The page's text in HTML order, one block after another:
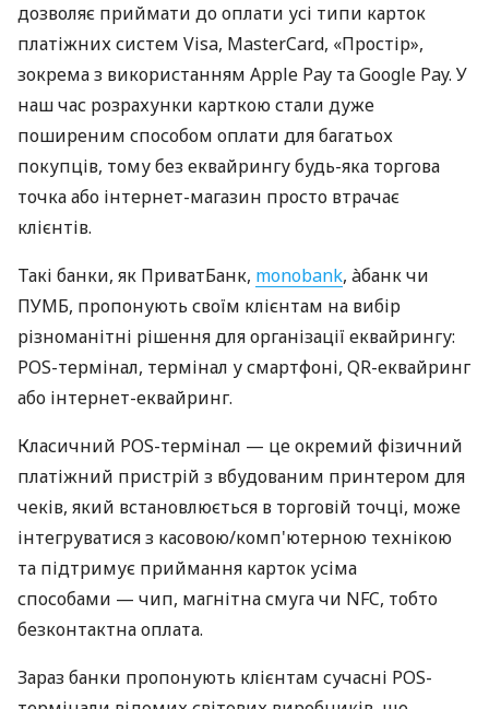
дозволяє приймати до оплати усі типи карток
платіжних систем Visa, MasterCard, «Простір»,
зокрема з використанням Apple Pay та Google Pay. У
наш час розрахунки карткою стали дуже
поширеним способом оплати для багатьох
покупців, тому без еквайрингу будь-яка торгова
точка або інтернет-магазин просто втрачає
клієнтів.
Такі банки, як ПриватБанк, monobank, àбанк чи
ПУМБ, пропонують своїм клієнтам на вибір
різноманітні рішення для організації еквайрингу:
POS-термінал, термінал у смартфоні, QR-еквайринг
або інтернет-еквайринг.
Класичний POS-термінал — це окремий фізичний
платіжний пристрій з вбудованим принтером для
чеків, який встановлюється в торговій точці, може
інтегруватися з касовою/комп'ютерною технікою
та підтримує приймання карток усіма
способами — чип, магнітна смуга чи NFC, тобто
безконтактна оплата.
Зараз банки пропонують клієнтам сучасні POS-